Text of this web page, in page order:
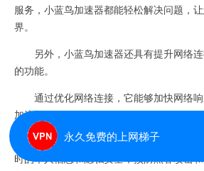
服务，小蓝鸟加速器都能轻松解决问题，
界。
另外，小蓝鸟加速器还具有提升网络连
的功能。
通过优化网络连接，它能够加快网络响
加流畅。
而且，小蓝鸟加速器采用高强度的加密
时的个人信息和隐私安全，预防黑客攻击和
永久免费的上网梯子